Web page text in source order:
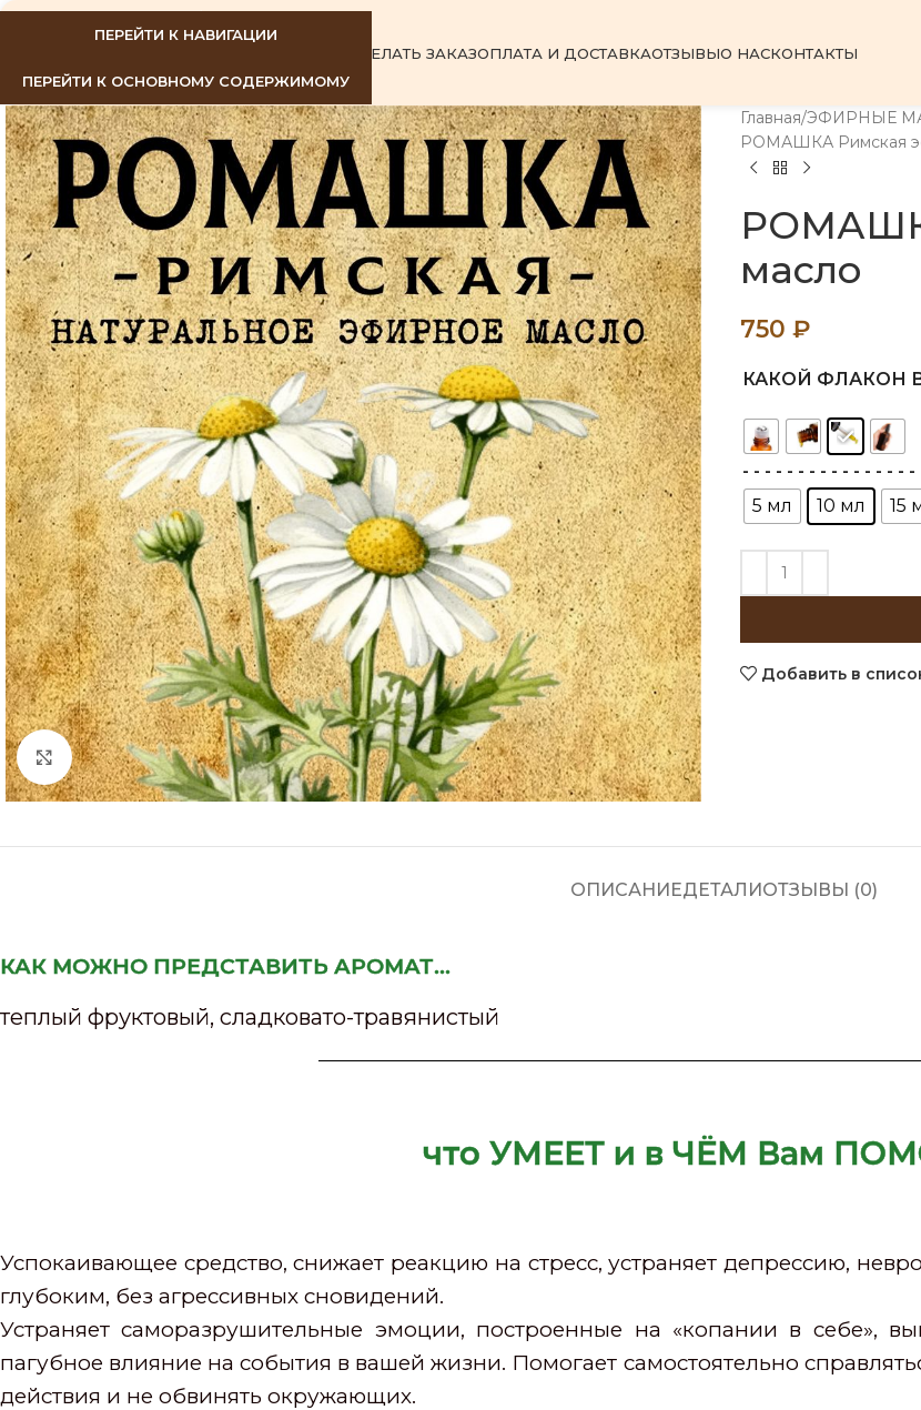
ПЕРЕЙТИ К НАВИГАЦИИ
ПЕРЕЙТИ К ОСНОВНОМУ СОДЕРЖИМОМУ
КАК СДЕЛАТЬ ЗАКАЗОПЛАТА И ДОСТАВКАОТЗЫВЫО НАСКОНТАКТЫ
Нажмите, чтобы увеличить
Главная ЭФИРНЫЕ
РОМАШКА Римская
масло
750 ₽
КАКОЙ ФЛАКОН
- - - - - - - - - - - - -
5 мл
10 мл 15
Добавить в
ОПИСАНИЕДЕТАЛИОТЗЫВЫ (0)
КАК МОЖНО ПРЕДСТАВИТЬ АРОМАТ...
теплый фруктовый, сладковато-травянистый
что УМЕЕТ и в ЧЁМ Вам
Успокаивающее средство, снижает реакцию на стресс, устраняет депрессию,
глубоким, без агрессивных сновидений.
Устраняет саморазрушительные эмоции, построенные на «копании в себе»,
пагубное влияние на события в вашей жизни. Помогает самостоятельно
действия и не обвинять окружающих.